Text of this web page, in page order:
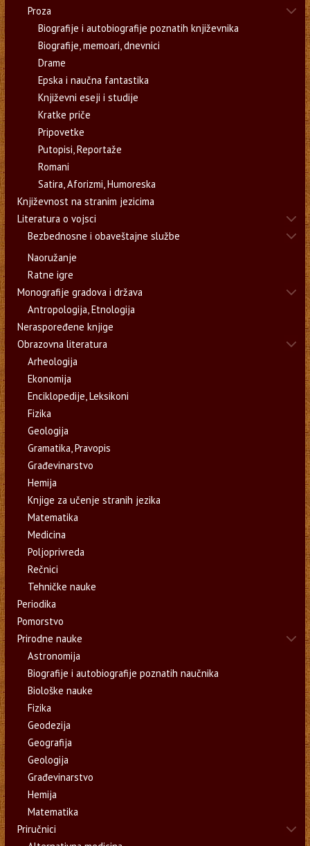
Proza
Biografije i autobiografije poznatih književnika
Biografije, memoari, dnevnici
Drame
Epska i naučna fantastika
Književni eseji i studije
Kratke priče
Pripovetke
Putopisi, Reportaže
Romani
Satira, Aforizmi, Humoreska
Književnost na stranim jezicima
Literatura o vojsci
Bezbednosne i obaveštajne službe
Naoružanje
Ratne igre
Monografije gradova i država
Antropologija, Etnologija
Neraspoređene knjige
Obrazovna literatura
Arheologija
Ekonomija
Enciklopedije, Leksikoni
Fizika
Geologija
Gramatika, Pravopis
Građevinarstvo
Hemija
Knjige za učenje stranih jezika
Matematika
Medicina
Poljoprivreda
Rečnici
Tehničke nauke
Periodika
Pomorstvo
Prirodne nauke
Astronomija
Biografije i autobiografije poznatih naučnika
Biološke nauke
Fizika
Geodezija
Geografija
Geologija
Građevinarstvo
Hemija
Matematika
Priručnici